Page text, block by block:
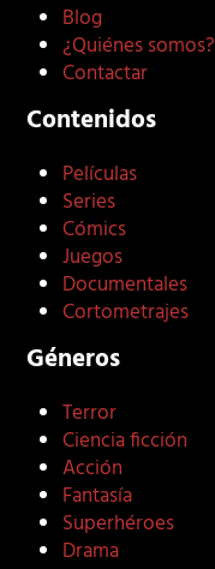
Blog
¿Quiénes somos?
Contactar
Contenidos
Películas
Series
Cómics
Juegos
Documentales
Cortometrajes
Géneros
Terror
Ciencia ficción
Acción
Fantasía
Superhéroes
Drama